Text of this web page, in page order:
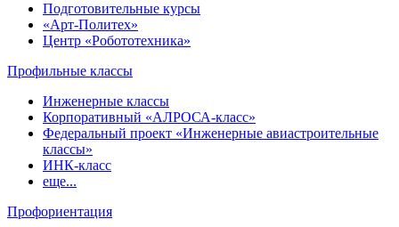
Подготовительные курсы
«Арт-Политех»
Центр «Робототехника»
Профильные классы
Инженерные классы
Корпоративный «АЛРОСА-класс»
Федеральный проект «Инженерные авиастроительные
классы»
ИНК-класс
еще...
Профориентация